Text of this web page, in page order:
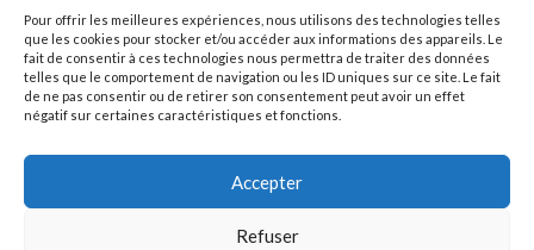
Pour offrir les meilleures expériences, nous utilisons des technologies telles
que les cookies pour stocker et/ou accéder aux informations des appareils. Le
fait de consentir à ces technologies nous permettra de traiter des données
telles que le comportement de navigation ou les ID uniques sur ce site. Le fait
de ne pas consentir ou de retirer son consentement peut avoir un effet
négatif sur certaines caractéristiques et fonctions.
Accepter
Refuser
© Tous droits réservés
Conditions d'utilisation